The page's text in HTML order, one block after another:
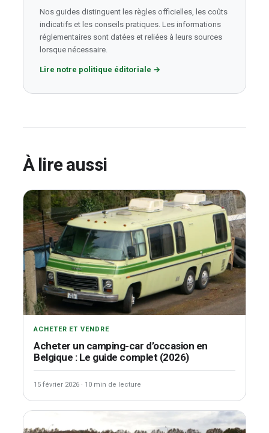
Nos guides distinguent les règles officielles, les coûts
indicatifs et les conseils pratiques. Les informations
réglementaires sont datées et reliées à leurs sources
lorsque nécessaire.
Lire notre politique éditoriale →
À lire aussi
ACHETER ET VENDRE
Acheter un camping-car d’occasion en
Belgique : Le guide complet (2026)
15 février 2026 · 10 min de lecture